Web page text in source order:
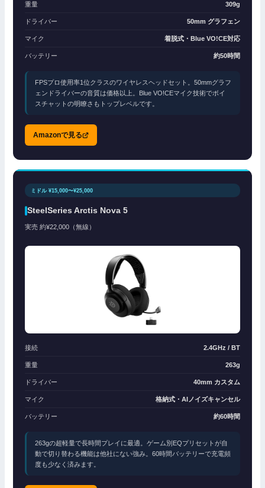
重量 309g
ドライバー 50mm グラフェン
マイク 着脱式・Blue VO!CE対応
バッテリー 約50時間
FPSプロ使用率1位クラスのワイヤレスヘッドセット。50mmグラフ
ェンドライバーの音質は価格以上。Blue VO!CEマイク技術でボイ
スチャットの明瞭さもトップレベルです。
Amazonで見る
ミドル ¥15,000〜¥25,000
SteelSeries Arctis Nova 5
実売 約¥22,000（無線）
接続 2.4GHz / BT
重量 263g
ドライバー 40mm カスタム
マイク 格納式・AIノイズキャンセル
バッテリー 約60時間
263gの超軽量で長時間プレイに最適。ゲーム別EQプリセットが自
動で切り替わる機能は他社にない強み。60時間バッテリーで充電頻
度も少なく済みます。